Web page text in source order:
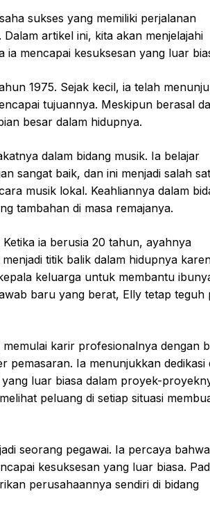
sukses yang memiliki perjalanan
artikel ini, kita akan menjelajahi
ia mencapai kesuksesan yang luar
1975. Sejak kecil, ia telah
tujuannya. Meskipun berasal
besar dalam hidupnya.
dalam bidang musik. Ia belajar
sangat baik, dan ini menjadi salah
musik lokal. Keahliannya dalam
tambahan di masa remajanya.
ia berusia 20 tahun, ayahnya
titik balik dalam hidupnya
keluarga untuk membantu
baru yang berat, Elly tetap teguh
karir profesionalnya dengan
pemasaran. Ia menunjukkan dedikasi
luar biasa dalam proyek-
peluang di setiap situasi
seorang pegawai. Ia percaya
kesuksesan yang luar biasa.
perusahaannya sendiri di bidang